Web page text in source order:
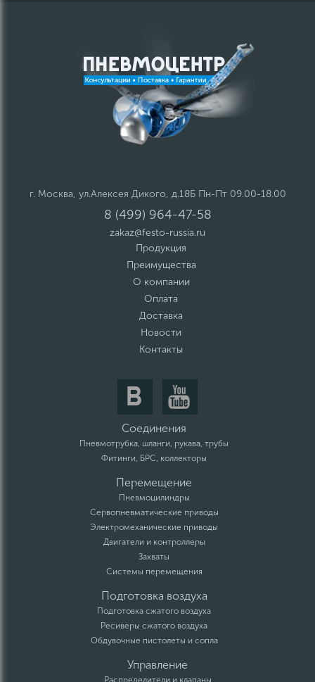
г. Москва, ул.Алексея Дикого, д.18Б Пн-Пт 09.00-18.00
8 (499) 964-47-58
zakaz@festo-russia.ru
Продукция
Преимущества
О компании
Оплата
Доставка
Новости
Контакты
Соединения
Пневмотрубка, шланги, рукава, трубы
Фитинги, БРС, коллекторы
Перемещение
Пневмоцилиндры
Сервопневматические приводы
Электромеханические приводы
Двигатели и контроллеры
Захваты
Системы перемещения
Подготовка воздуха
Подготовка сжатого воздуха
Ресиверы сжатого воздуха
Обдувочные пистолеты и сопла
Управление